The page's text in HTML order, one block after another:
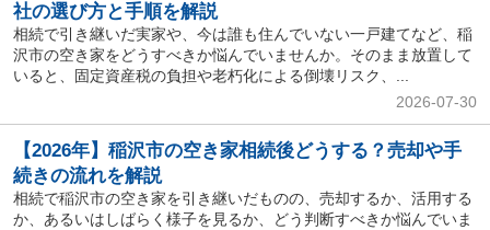
社の選び方と手順を解説
相続で引き継いだ実家や、今は誰も住んでいない一戸建てなど、稲
沢市の空き家をどうすべきか悩んでいませんか。そのまま放置して
いると、固定資産税の負担や老朽化による倒壊リスク、...
2026-07-30
【2026年】稲沢市の空き家相続後どうする？売却や手
続きの流れを解説
相続で稲沢市の空き家を引き継いだものの、売却するか、活用する
か、あるいはしばらく様子を見るか、どう判断すべきか悩んでいま